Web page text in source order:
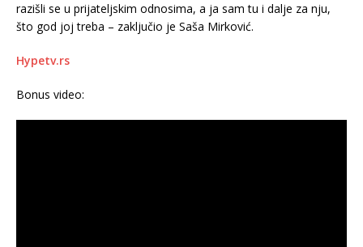
razišli se u prijateljskim odnosima, a ja sam tu i dalje za nju,
što god joj treba – zaključio je Saša Mirković.
Hypetv.rs
Bonus video: